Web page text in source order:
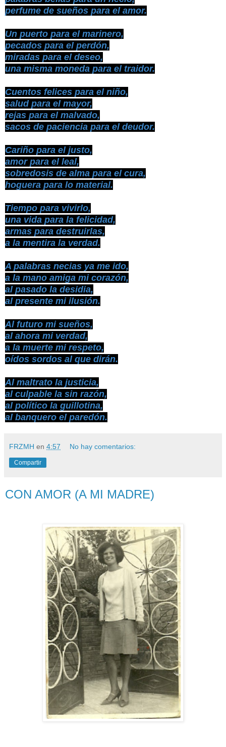
perfume de sueños para el amor.
Un puerto para el marinero,
pecados para el perdón,
miradas para el deseo,
una misma moneda para el traidor.
Cuentos felices para el niño,
salud para el mayor,
rejas para el malvado,
sacos de paciencia para el deudor.
Cariño para el justo,
amor para el leal,
sobredosis de alma para el cura,
hoguera para lo material.
Tiempo para vivirlo,
una vida para la felicidad,
armas para destruirlas,
a la mentira la verdad.
A palabras necias ya me ido,
a la mano amiga mi corazón,
al pasado la desidia,
al presente mi ilusión.
Al futuro mi sueños,
al ahora mi verdad,
a la muerte mi respeto,
oídos sordos al que dirán.
Al maltrato la justicia,
al culpable la sin razón,
al político la guillotina,
al banquero el paredón.
FRZMH en 4:57 No hay comentarios:
Compartir
CON AMOR (A MI MADRE)